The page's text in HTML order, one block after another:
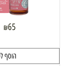
₪65
הוסף